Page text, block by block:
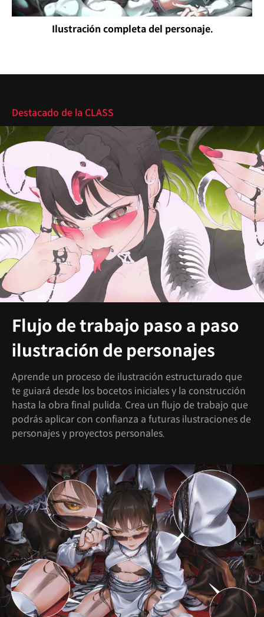
Ilustración completa del personaje.
Destacado de la CLASS
Flujo de trabajo paso a paso
ilustración de personajes
Aprende un proceso de ilustración estructurado que
te guiará desde los bocetos iniciales y la construcción
hasta la obra final pulida. Crea un flujo de trabajo que
podrás aplicar con confianza a futuras ilustraciones de
personajes y proyectos personales.